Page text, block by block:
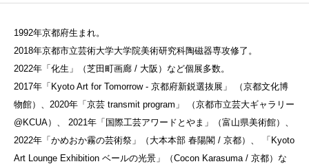
1992年京都府生まれ。
2018年京都市立芸術大学大学院美術研究科陶磁器専攻修了。
2022年「化生」（芝田町画廊 / 大阪）など個展多数。
2017年「Kyoto Art for Tomorrow - 京都府新鋭選抜展」 （京都文化博
物館）、2020年「京芸 transmit program」 （京都市立芸大ギャラリー
@KCUA）、 2021年「国際工芸アワードとやま」（富山県美術館）、
2022年「かめおか霧の芸術祭」（大本本部 春陽閣 / 京都）、 「Kyoto
Art Lounge Exhibition ベールの光景」（Cocon Karasuma / 京都）な